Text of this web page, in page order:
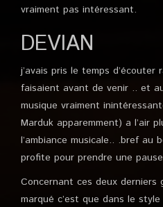
vraiment pas intéressant.
DEVIAN
j’avais pris le temps d’écouter
faisaient avant de venir .. et
musique vraiment
Marduk apparemment) a l’air
l’ambiance musicale.. .bref au
profite pour prendre une
Concernant ces deux derniers
marqué c’est que dans le